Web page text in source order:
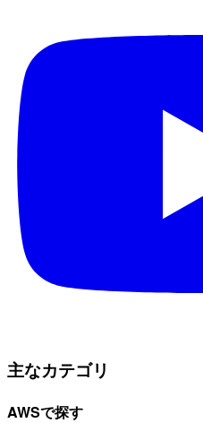
主なカテゴリ
AWSで探す